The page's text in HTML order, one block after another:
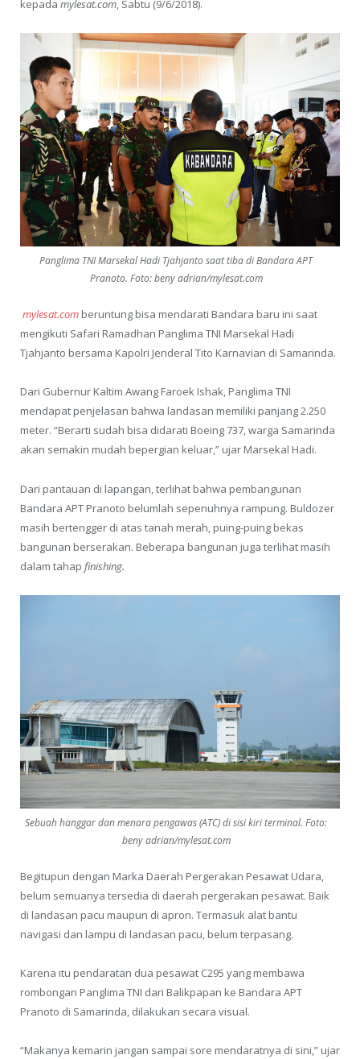
kepada mylesat.com , Sabtu (9/6/2018).
Panglima TNI Marsekal Hadi Tjahjanto saat tiba di Bandara APT
Pranoto. Foto: beny adrian/mylesat.com
mylesat.com beruntung bisa mendarati Bandara baru ini saat
mengikuti Safari Ramadhan Panglima TNI Marsekal Hadi
Tjahjanto bersama Kapolri Jenderal Tito Karnavian di Samarinda.
Dari Gubernur Kaltim Awang Faroek Ishak, Panglima TNI
mendapat penjelasan bahwa landasan memiliki panjang 2.250
meter. “Berarti sudah bisa didarati Boeing 737, warga Samarinda
akan semakin mudah bepergian keluar,” ujar Marsekal Hadi.
Dari pantauan di lapangan, terlihat bahwa pembangunan
Bandara APT Pranoto belumlah sepenuhnya rampung. Buldozer
masih bertengger di atas tanah merah, puing-puing bekas
bangunan berserakan. Beberapa bangunan juga terlihat masih
dalam tahap finishing.
Sebuah hanggar dan menara pengawas (ATC) di sisi kiri terminal. Foto:
beny adrian/mylesat.com
Begitupun dengan Marka Daerah Pergerakan Pesawat Udara,
belum semuanya tersedia di daerah pergerakan pesawat. Baik
di landasan pacu maupun di apron. Termasuk alat bantu
navigasi dan lampu di landasan pacu, belum terpasang.
Karena itu pendaratan dua pesawat C295 yang membawa
rombongan Panglima TNI dari Balikpapan ke Bandara APT
Pranoto di Samarinda, dilakukan secara visual.
“Makanya kemarin jangan sampai sore mendaratnya di sini,” ujar